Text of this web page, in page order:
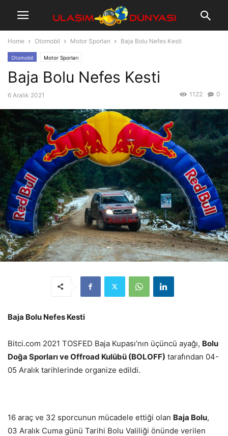
Home Otomobil Motor Sporları Baja Bolu Nefes Kesti
Otomobil Motor Sporları
Baja Bolu Nefes Kesti
6 Aralık 2021 0
1122
Baja Bolu Nefes Kesti
Bitci.com 2021 TOSFED Baja Kupası’nın üçüncü ayağı, Bolu
Doğa Sporları ve Offroad Kulübü (BOLOFF) tarafından 04-
05 Aralık tarihlerinde organize edildi.
16 araç ve 32 sporcunun mücadele ettiği olan Baja Bolu,
03 Aralık Cuma günü Tarihi Bolu Valiliği önünde verilen